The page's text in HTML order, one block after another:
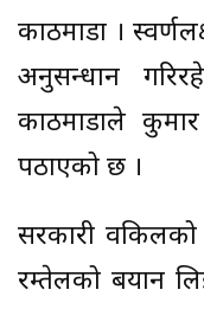
काठमाडौं ।
अनुसन्धान
काठमाडौंले
पठाएको छ ।
सरकारी वकिलको
रम्तेलको बयान